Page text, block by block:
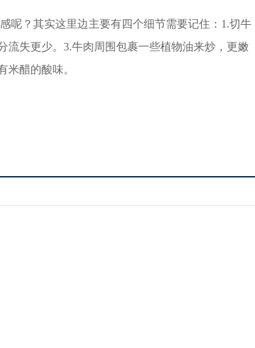
呢？其实这里边主要有四个细节需要记住：1.切牛
流失更少。3.牛肉周围包裹一些植物油来炒，更嫩
米醋的酸味。